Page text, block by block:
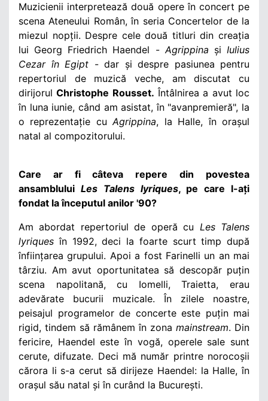
Muzicienii interpretează două opere în concert pe
scena Ateneului Român, în seria Concertelor de la
miezul nopții. Despre cele două titluri din creația
lui Georg Friedrich Haendel - Agrippina și Iulius
Cezar în Egipt - dar și despre pasiunea pentru
repertoriul de muzică veche, am discutat cu
dirijorulChristophe Rousset. Întâlnirea a avut loc
în luna iunie, când am asistat, în "avanpremieră", la
o reprezentație cuAgrippina, la Halle, în orașul
natal al compozitorului.
Care ar fi câteva repere din povestea
ansamblului Les Talens lyriques, pe care l-ați
fondat la începutul anilor '90?
Am abordat repertoriul de operă cu Les Talens
lyriques în 1992, deci la foarte scurt timp după
înființarea grupului. Apoi a fost Farinelli un an mai
târziu. Am avut oportunitatea să descopăr puțin
scena napolitană, cu Iomelli, Traietta, erau
adevărate bucurii muzicale. În zilele noastre,
peisajul programelor de concerte este puțin mai
rigid, tindem să rămânem în zona mainstream. Din
fericire, Haendel este în vogă, operele sale sunt
cerute, difuzate. Deci mă număr printre norocoșii
cărora li s-a cerut să dirijeze Haendel: la Halle, în
orașul său natal și în curând la București.